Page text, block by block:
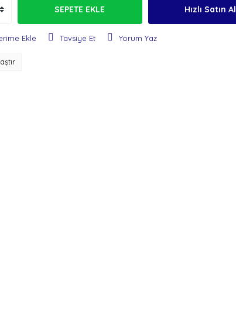
SEPETE EKLE Hızlı Satın Al
Tavsiye Et Yorum Yaz